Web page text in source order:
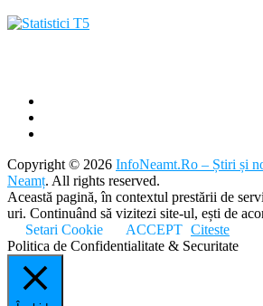
Copyright © 2026 InfoNeamt.Ro – Știri și
Neamț. All rights reserved.
Această pagină, în contextul prestării de
uri. Continuând să vizitezi site-ul, ești de
Setari Cookie
ACCEPT Citeste
Politica de Confidentialitate & Securitate